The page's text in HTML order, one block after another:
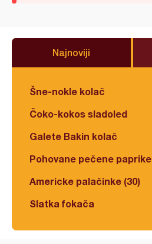
Najnoviji
Šne-nokle kolač
Čoko-kokos sladoled
Galete Bakin kolač
Pohovane pečene paprike
Americke palačinke (30)
Slatka fokača